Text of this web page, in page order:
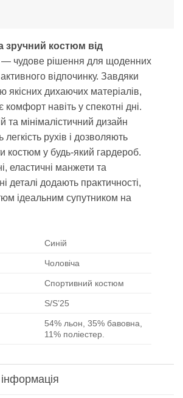
зручний костюм від
чудове рішення для щоденних
відпочинку. Завдяки
якісних дихаючих матеріалів,
комфорт навіть у спекотні дні.
та мінімалістичний дизайн
легкість рухів і дозволяють
костюм у будь-який гардероб.
еластичні манжети та
деталі додають практичності,
ідеальним супутником на
Синій
Чоловіча
Спортивний костюм
S/S’25
54% льон, 35% бавовна,
11% поліестер.